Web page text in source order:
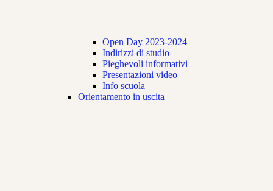
Open Day 2023-2024
Indirizzi di studio
Pieghevoli informativi
Presentazioni video
Info scuola
Orientamento in uscita